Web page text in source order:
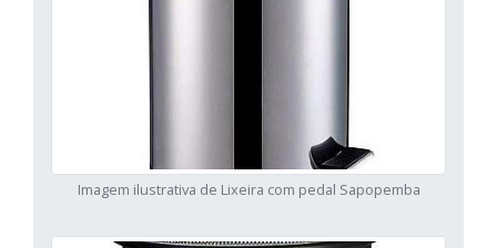
Imagem ilustrativa de Lixeira com pedal Sapopemba